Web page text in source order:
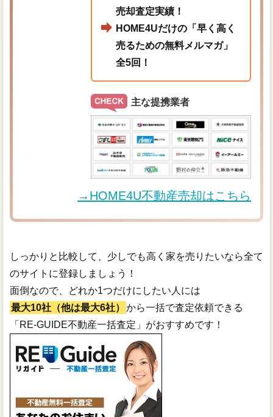
売却査定実績！
HOME4Uだけの「早く高く
売るための無料メルマガ」
全5回！
主な提携業者
→HOME4U不動産売却はこちら
しっかりと比較して、少しでも高く家を売りたいなら全て
のサイトに登録しましょう！
面倒なので、どれか1つだけにしたい人には
最大10社（他は最大6社）
から一括で査定依頼できる
「RE-GUIDE不動産一括査定」がおすすめです！